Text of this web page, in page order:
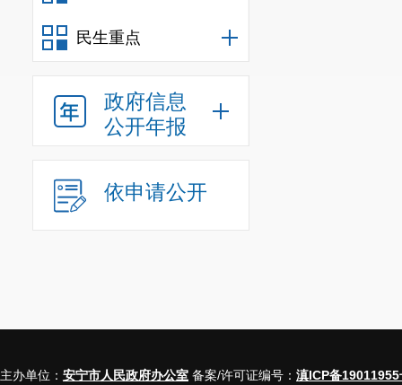
民生重点
政府信息
公开年报
依申请公开
主办单位： 安宁市人民政府办公室 备案/许可证编号： 滇ICP备